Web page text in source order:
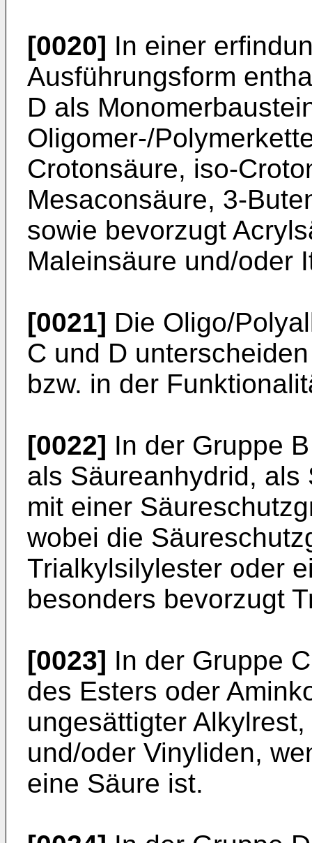
[0020] In einer
Ausführungsform
D als
Oligomer-/
Crotonsäure, iso-
Mesaconsäure, 3-
sowie bevorzugt
Maleinsäure und/oder
[0021] Die Oligo/
C und D
bzw. in der
[0022] In der Gruppe
als Säureanhydrid,
mit einer
wobei die
Trialkylsilylester oder
besonders bevorzugt
[0023] In der Gruppe
des Esters oder
ungesättigter
und/oder Vinyliden,
eine Säure ist.